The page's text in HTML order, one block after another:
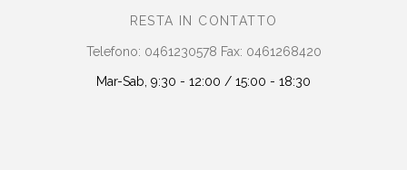
RESTA IN CONTATTO
Telefono: 0461230578 Fax: 0461268420
Mar-Sab, 9:30 - 12:00 / 15:00 - 18:30